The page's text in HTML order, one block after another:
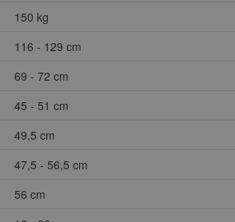
150 kg
116 - 129 cm
69 - 72 cm
45 - 51 cm
49,5 cm
47,5 - 56,5 cm
56 cm